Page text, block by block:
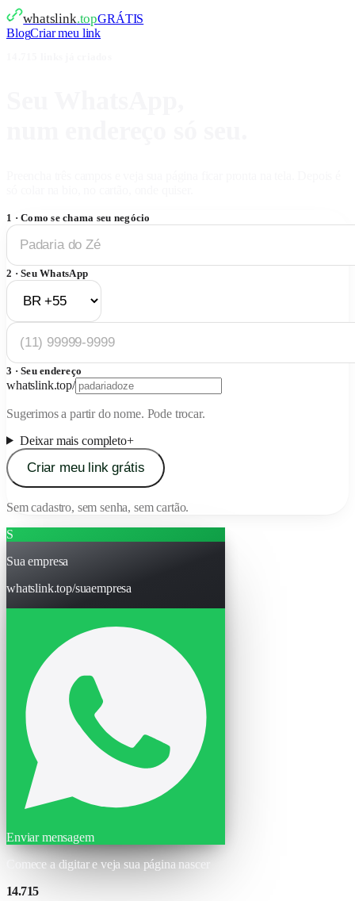
whatslink.topGRÁTIS
BlogCriar meu link
1 · Como se chama seu negócio
2 · Seu WhatsApp
3 · Seu endereço
whatslink.top/
Sugerimos a partir do nome. Pode trocar.
Deixar mais completo+
Criar meu link grátis
Sem cadastro, sem senha, sem cartão.
S
Sua empresa
whatslink.top/suaempresa
Enviar mensagem
Comece a digitar e veja sua página nascer
14.715